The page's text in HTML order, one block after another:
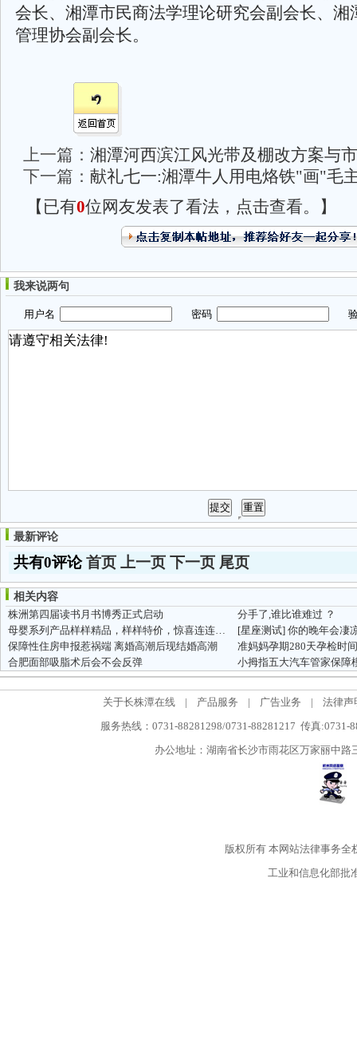
会长、湘潭市民商法学理论研究会副会长、湘
管理协会副会长。
上一篇： 湘潭河西滨江风光带及棚改方案与
下一篇： 献礼七一:湘潭牛人用电烙铁"画"毛
【已有0位网友发表了看法，点击查看。】
我来说两句
用户名 密码 验
最新评论
共有0评论首页 上一页 下一页 尾页
相关内容
株洲第四届读书月书博秀正式启动
分手了,谁比谁难过 ？
母婴系列产品样样精品，样样特价，惊喜连连！！！
[星座测试]你的晚年会凄
保障性住房申报惹祸端 离婚高潮后现结婚高潮
准妈妈孕期280天孕检时
合肥面部吸脂术后会不会反弹
小拇指五大汽车管家保障
关于长株潭在线 | 产品服务 | 广告业务 |
法律声
服务热线：0731-88281298/0731-88281217 传真:0731-
办公地址：湖南省长沙市雨花区万家丽中
版权所有本网站法律事务全
工业和信息化部批